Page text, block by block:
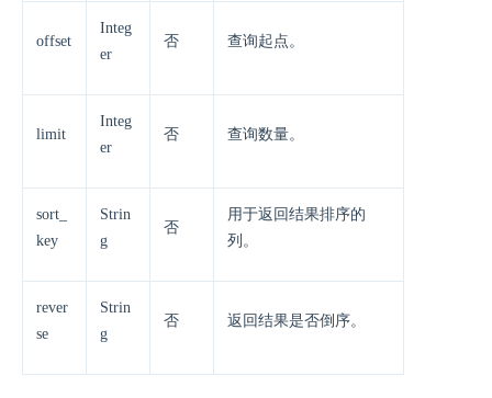
offset
Integ
er
否 查询起点。
limit
Integ
er
否 查询数量。
sort_
key
Strin
g
否
用于返回结果排序的
列。
rever
se
Strin
g
否 返回结果是否倒序。